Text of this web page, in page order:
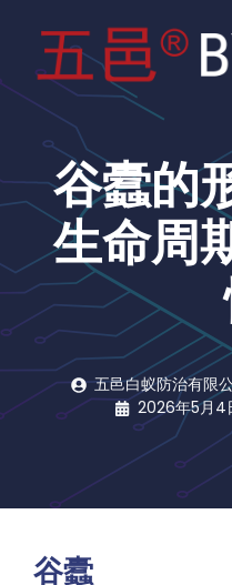
容
谷蠹的
生命周
五邑白蚁防治有限
2026年5月4
谷蠹